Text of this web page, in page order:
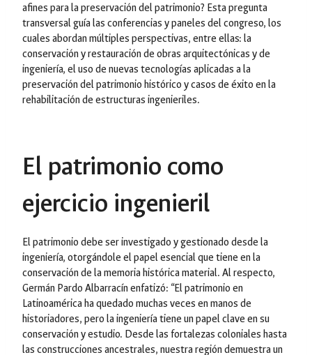
afines para la preservación del patrimonio? Esta pregunta
transversal guía las conferencias y paneles del congreso, los
cuales abordan múltiples perspectivas, entre ellas: la
conservación y restauración de obras arquitectónicas y de
ingeniería, el uso de nuevas tecnologías aplicadas a la
preservación del patrimonio histórico y casos de éxito en la
rehabilitación de estructuras ingenieriles.
El patrimonio como
ejercicio ingenieril
El patrimonio debe ser investigado y gestionado desde la
ingeniería, otorgándole el papel esencial que tiene en la
conservación de la memoria histórica material. Al respecto,
Germán Pardo Albarracín enfatizó: “El patrimonio en
Latinoamérica ha quedado muchas veces en manos de
historiadores, pero la ingeniería tiene un papel clave en su
conservación y estudio. Desde las fortalezas coloniales hasta
las construcciones ancestrales, nuestra región demuestra un